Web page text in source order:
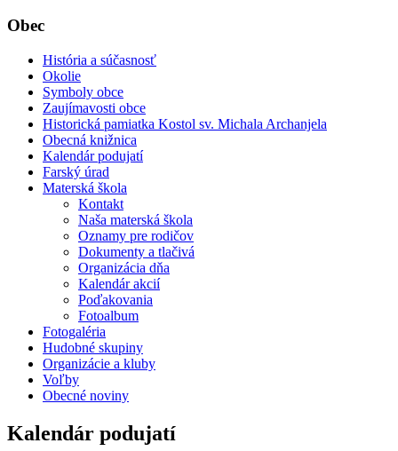
Obec
História a súčasnosť
Okolie
Symboly obce
Zaujímavosti obce
Historická pamiatka Kostol sv. Michala Archanjela
Obecná knižnica
Kalendár podujatí
Farský úrad
Materská škola
Kontakt
Naša materská škola
Oznamy pre rodičov
Dokumenty a tlačivá
Organizácia dňa
Kalendár akcií
Poďakovania
Fotoalbum
Fotogaléria
Hudobné skupiny
Organizácie a kluby
Voľby
Obecné noviny
Kalendár podujatí